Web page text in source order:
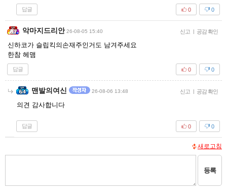
답글 0
0
악마지드리안 26-08-05 15:40 신고 | 공감 확인
신하코가 슬립킥의손재주인거도 남겨주세요
한참 헤맴
답글 0
0
맨발의여신 26-08-06 13:48 신고 | 공감 확인
의견 감사합니다
답글 0
0
새로고침
등록